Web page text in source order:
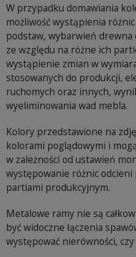
W przypadku domawiania
możliwość wystąpienia
podstaw, wybarwień drewna
ze względu na różne ich
wystąpienie zmian w
stosowanych do produkcji,
ruchomych oraz innych,
wyeliminowania wad mebla.
Kolory przedstawione na
kolorami poglądowymi i
w zależności od ustawień
występowanie różnic
partiami produkcyjnym.
Metalowe ramy nie są
być widoczne łączenia
występować nierówności,